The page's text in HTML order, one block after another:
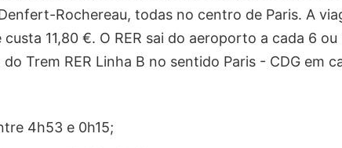
Rochereau, todas no centro de Paris. A
11,80 €. O RER sai do aeroporto a cada 6 ou
do Trem RER Linha B no sentido Paris - CDG em
4h53 e 0h15;